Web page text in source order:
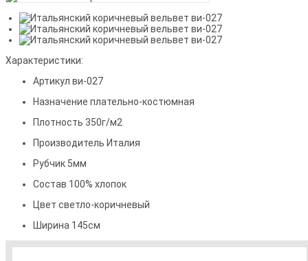
Характеристики:
Артикул ви-027
Назначение плательно-костюмная
Плотность 350г/м2
Производитель Италия
Рубчик 5мм
Состав 100% хлопок
Цвет светло-коричневый
Ширина 145см